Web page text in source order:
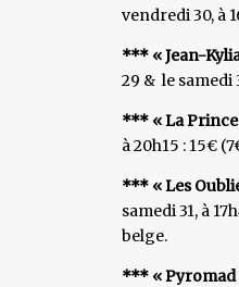
vendredi 30, à
*** « Jean-
29 & le samedi
*** « La
à 20h15 : 15€
*** « Les
samedi 31, à
belge.
*** « Pyromad